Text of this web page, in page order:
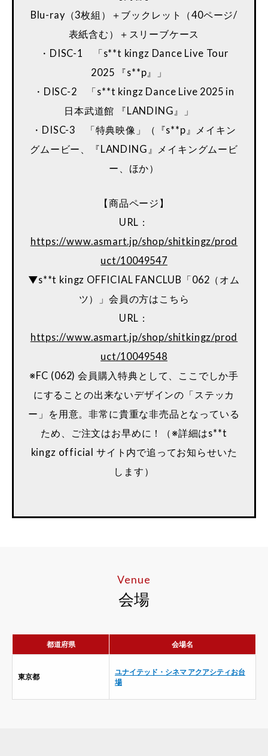
Blu-ray（3枚組）＋ブックレット（40ページ/
表紙含む）＋スリーブケース
・DISC-1 「s**t kingz Dance Live Tour
2025 『s**p』」
・DISC-2 「s**t kingz Dance Live 2025 in
日本武道館 『LANDING』」
・DISC-3 「特典映像」（『s**p』メイキン
グムービー、『LANDING』メイキングムービ
ー、ほか）
【商品ページ】
URL：
https://www.asmart.jp/shop/shitkingz/prod
uct/10049547
▼s**t kingz OFFICIAL FANCLUB「062（オム
ツ）」会員の方はこちら
URL：
https://www.asmart.jp/shop/shitkingz/prod
uct/10049548
※FC (062) 会員購入特典として、ここでしか手
にすることの出来ないデザインの「ステッカ
ー」を用意。非常に貴重な非売品となっている
ため、ご注文はお早めに！（※詳細はs**t
kingz official サイト内で追ってお知らせいた
します）
Venue
会場
都道府県 会場名
東京都
ユナイテッド・シネマ アクアシティお台
場